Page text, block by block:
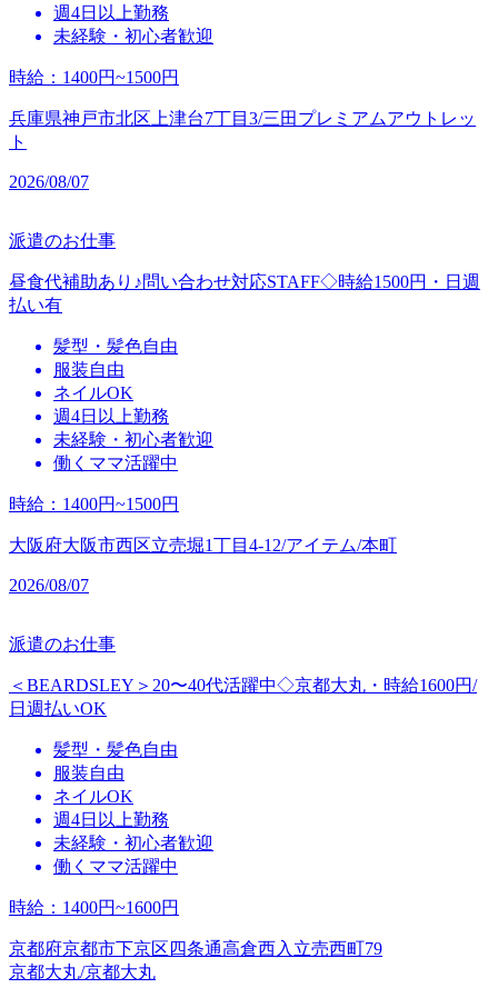
週4日以上勤務
未経験・初心者歓迎
時給 ： 1400円~1500円
兵庫県神戸市北区上津台7丁目3/三田プレミアムアウトレッ
ト
2026/08/07
派遣のお仕事
昼食代補助あり♪問い合わせ対応STAFF◇時給1500円・日週
払い有
髪型・髪色自由
服装自由
ネイルOK
週4日以上勤務
未経験・初心者歓迎
働くママ活躍中
時給 ： 1400円~1500円
大阪府大阪市西区立売堀1丁目4-12/アイテム/本町
2026/08/07
派遣のお仕事
＜BEARDSLEY＞20〜40代活躍中◇京都大丸・時給1600円/
日週払いOK
髪型・髪色自由
服装自由
ネイルOK
週4日以上勤務
未経験・初心者歓迎
働くママ活躍中
時給 ： 1400円~1600円
京都府京都市下京区四条通高倉西入立売西町79
京都大丸/京都大丸